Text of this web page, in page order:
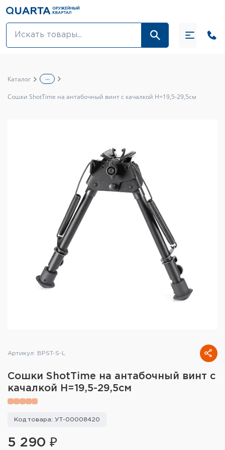
Оптовикам
Средства для ухода за оружием
Тюнинг оружия и ЗИП
Тактическое снаряжение
Высокоточная стрельба
Спортивная стрельба
Кобуры и системы ношения
снаряжения
Сумки и рюкзаки
Каталог ...
Сошки ShotTime на антабочный винт с качалкой H=19,5-29,5см
Артикул: BPST-S-L
Сошки ShotTime на антабочный винт с
качалкой H=19,5-29,5см
Код товара: УТ-00008420
5 290 ₽